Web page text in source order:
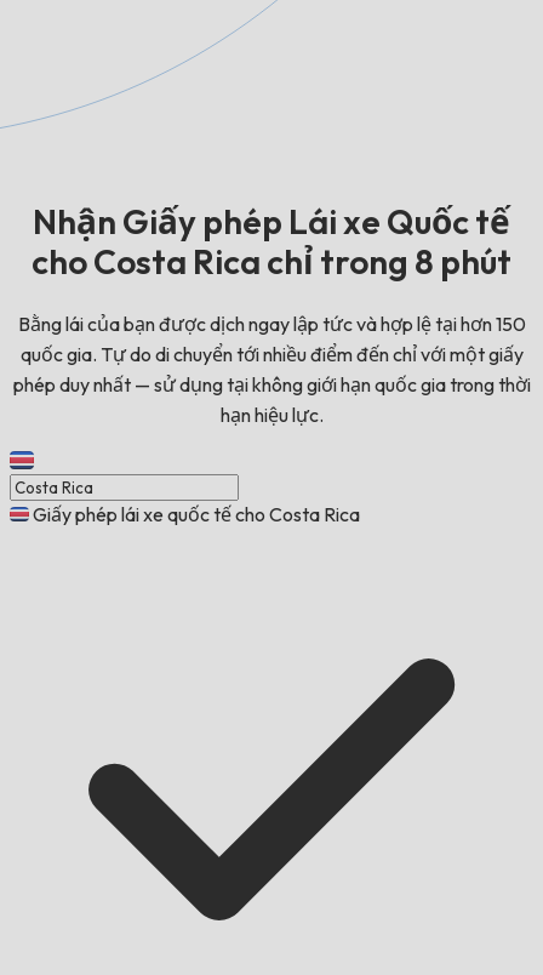
Nhận Giấy phép Lái xe Quốc tế
cho Costa Rica chỉ trong 8 phút
Bằng lái của bạn được dịch ngay lập tức và hợp lệ tại hơn 150
quốc gia. Tự do di chuyển tới nhiều điểm đến chỉ với một giấy
phép duy nhất — sử dụng tại không giới hạn quốc gia trong thời
hạn hiệu lực.
Giấy phép lái xe quốc tế cho Costa Rica